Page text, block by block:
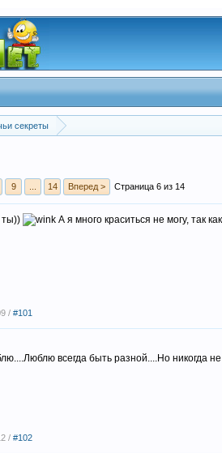
секреты
9 14 Вперед > Страница 6 из 14
ты)) А я много краситься не могу, так
/ #101
всегда быть разной....Но никогда
/ #102